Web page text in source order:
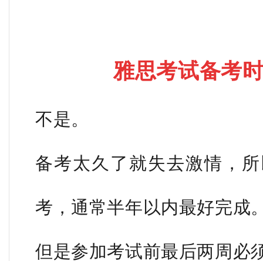
雅思考试备考
不是。
备考太久了就失去激情，
考，通常半年以内最好完成
但是参加考试前最后两周必